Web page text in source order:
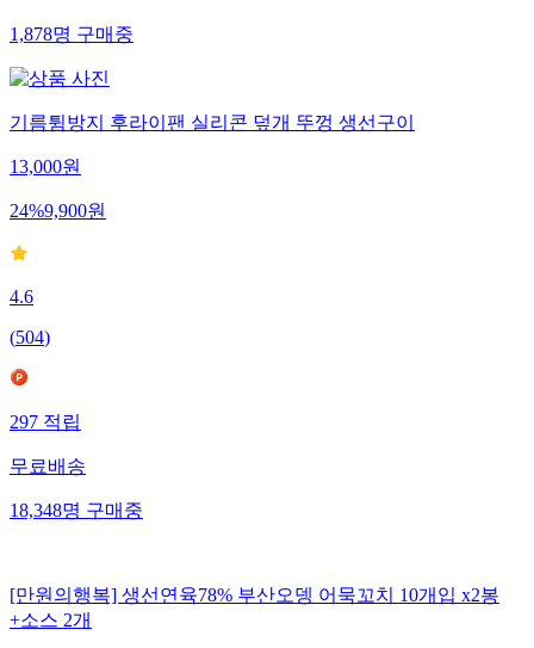
1,878명 구매중
기름튐방지 후라이팬 실리콘 덮개 뚜껑 생선구이
13,000원
24%9,900원
4.6
(504)
297 적립
무료배송
18,348명 구매중
[만원의행복] 생선연육78% 부산오뎅 어묵꼬치 10개입 x2봉
+소스 2개